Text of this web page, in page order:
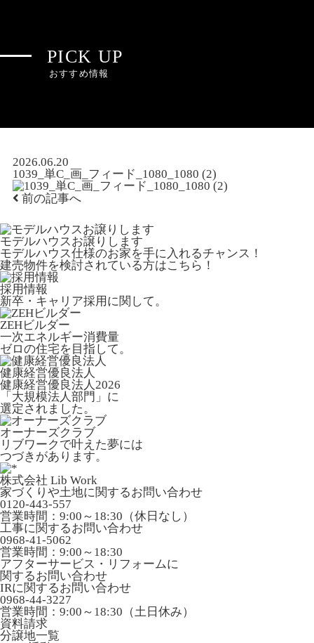
PICK UP
おすすめ情報
2026.06.20
1039_単C_画_フィード_1080_1080 (2)
前の記事へ
モデルハウスお譲りします
モデルハウス仕様のお家を手に入れるチャンス！
建売物件を検討されている方はこちら！
採用情報
新卒・キャリア採用に関して。
ZEHビルダー
一次エネルギー消費量
ゼロの住宅を目指して。
健康経営優良法人
健康経営優良法人2026
「大規模法人部門」に
選定されました。
オーナーズクラブ
リブワークで叶えた夢には
つづきがあります。
株式会社 Lib Work
家づくりや土地に関するお問い合わせ
0120-443-557
営業時間：9:00～18:30（休日なし）
工事に関するお問い合わせ
0968-41-5062
営業時間：9:00～18:30
アフターサービス・リフォームに
関するお問い合わせ
IRに関するお問い合わせ
0968-44-3227
営業時間：9:00～18:30（土日休み）
資料請求
分譲地一覧